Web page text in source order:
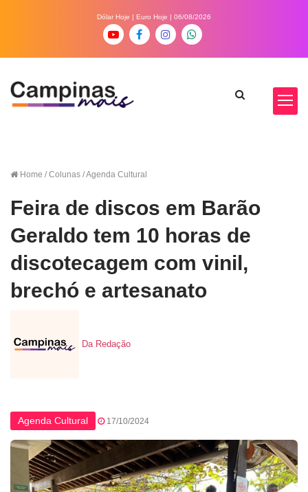
Dólar Hoje | Euro Hoje | 06/08/2026
Home / Colunas / Agenda Cultural
Feira de discos em Barão
Geraldo tem 10 horas de
discotecagem com vinil,
brechó e artesanato
Da Redação
Agenda Cultural 17/10/2024